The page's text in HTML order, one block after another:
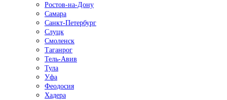
Ростов-на-Дону
Самара
Санкт-Петербург
Слуцк
Смоленск
Таганрог
Тель-Авив
Тула
Уфа
Феодосия
Хадера